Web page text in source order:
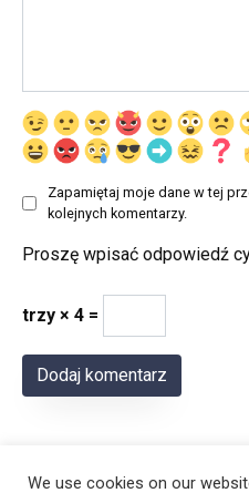
Zapamiętaj moje dane w tej
kolejnych komentarzy.
Proszę wpisać odpowiedź
trzy × 4 =
We use cookies on our